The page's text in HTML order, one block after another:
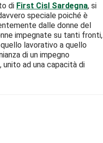
di First Cisl Sardegna, si
speciale poiché è
dalle donne del
impegnate su tanti fronti,
lavorativo a quello
di un impegno
ad una capacità di